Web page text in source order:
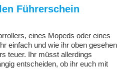
Führerschein
eines Mopeds oder eines
einfach und wie ihr oben gesehen
teuer. Ihr müsst allerdings
entscheiden, ob ihr euch mit